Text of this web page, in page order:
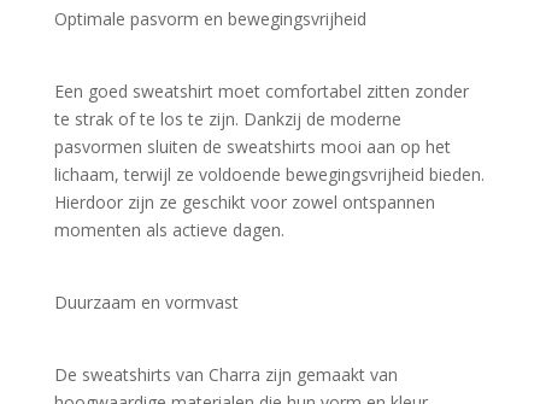
Optimale pasvorm en bewegingsvrijheid
Een goed sweatshirt moet comfortabel zitten zonder
te strak of te los te zijn. Dankzij de moderne
pasvormen sluiten de sweatshirts mooi aan op het
lichaam, terwijl ze voldoende bewegingsvrijheid bieden.
Hierdoor zijn ze geschikt voor zowel ontspannen
momenten als actieve dagen.
Duurzaam en vormvast
De sweatshirts van Charra zijn gemaakt van